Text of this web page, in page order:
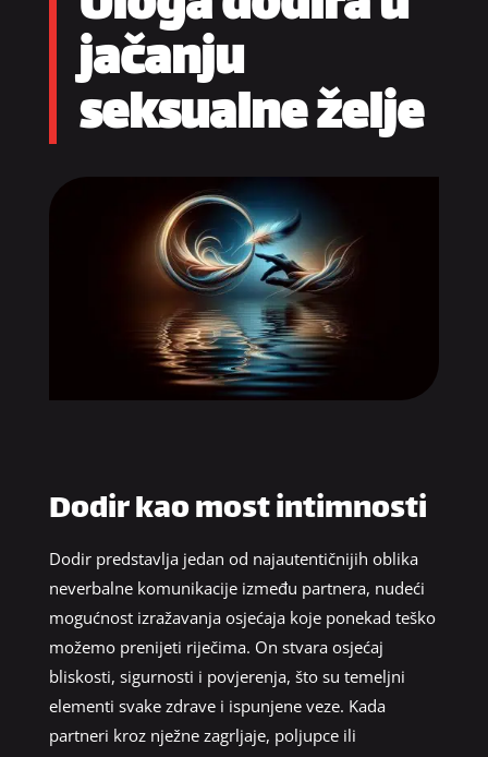
jačanju
seksualne želje
Dodir kao most intimnosti
Dodir predstavlja jedan od najautentičnijih oblika
neverbalne komunikacije između partnera, nudeći
mogućnost izražavanja osjećaja koje ponekad teško
možemo prenijeti riječima. On stvara osjećaj
bliskosti, sigurnosti i povjerenja, što su temeljni
elementi svake zdrave i ispunjene veze. Kada
partneri kroz nježne zagrljaje, poljupce ili